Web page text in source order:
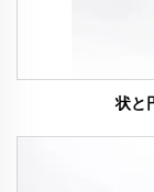
状と